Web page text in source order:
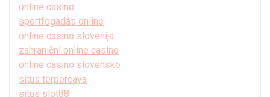
online casino
sportfogadás online
online casino slovenija
zahraniční online casino
online casino slovensko
situs terpercaya
situs slot88